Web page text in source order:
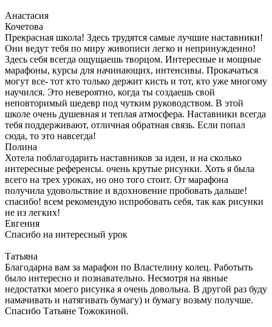
Анастасия
Кочетова
Прекрасная школа! Здесь трудятся самые лучшие наставники!
Они ведут тебя по миру живописи легко и непринужденно!
Здесь себя всегда ощущаешь творцом. Интересные и мощные
марафоны, курсы для начинающих, интенсивы. Прокачаться
могут все- тот кто только держит кисть и тот, кто уже многому
научился. Это невероятно, когда ты создаешь свой
неповторимый шедевр под чутким руководством. В этой
школе очень душевная и теплая атмосфера. Наставники всегда
тебя поддерживают, отличная обратная связь. Если попал
сюда, то это навсегда!
Полина
Хотела поблагодарить наставников за идеи, и на сколько
интересные референсы. очень крутые рисунки. Хоть я была
всего на трех уроках, но оно того стоит. От марафона
получила удовольствие и вдохновение пробовать дальше!
спасибо! всем рекомендую испробовать себя, так как рисунки
не из легких!
Евгения
Спасибо на интересный урок
Татьяна
Благодарна вам за марафон по Властелину колец. Работыть
было интересно и познавательно. Несмотря на явные
недостатки моего рисунка я очень довольна. В другой раз буду
намачивать и натягивать бумагу) и бумагу возьму получше.
Спасибо Татьяне Тожокиной.